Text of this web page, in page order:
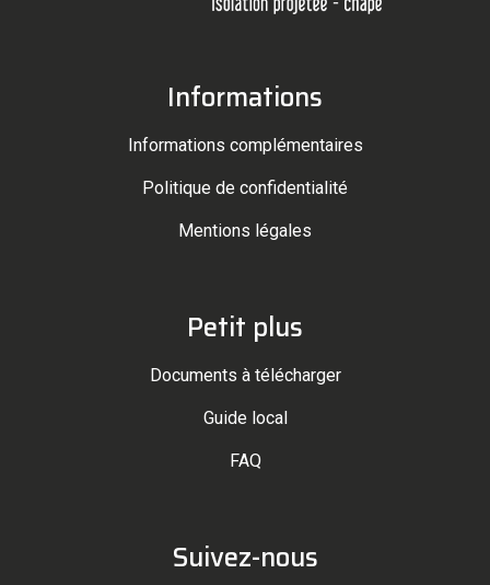
Informations
Informations complémentaires
Politique de confidentialité
Mentions légales
Petit plus
Documents à télécharger
Guide local
FAQ
Suivez-nous